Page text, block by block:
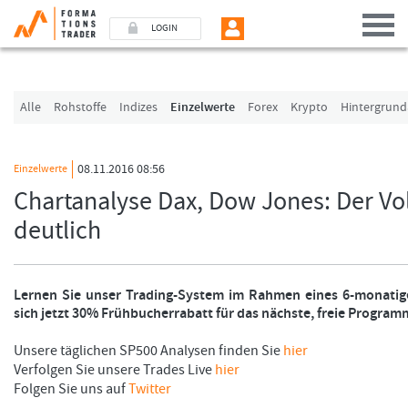
LOGIN
Alle Rohstoffe Indizes Einzelwerte Forex Krypto
Einzelwerte 08.11.2016 08:56
Chartanalyse Dax, Dow Jones: Der
deutlich
Lernen Sie unser Trading-System im Rahmen eines 6-
sich jetzt 30% Frühbucherrabatt für das nächste, freie
Unsere täglichen SP500 Analysen finden Sie hier
Verfolgen Sie unsere Trades Live hier
Folgen Sie uns aufTwitter
Benutzer (E-Mail-Adresse in Kleinschrift)
Angemeldet bleiben
LOGIN
Passwort vergessen
Das Formationstrader Programm bietet unterschiedliche User-Pakete. Bitte
und finden Sie auf unserem Online-Shop das passende Angebot.